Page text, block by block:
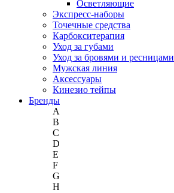
Осветляющие
Экспресс-наборы
Точечные средства
Карбокситерапия
Уход за губами
Уход за бровями и ресницами
Мужская линия
Аксессуары
Кинезио тейпы
Бренды
A
B
C
D
E
F
G
H